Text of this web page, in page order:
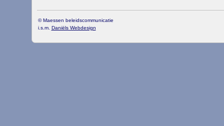
© Maessen beleidscommunicatie
i.s.m. Daniëls Webdesign